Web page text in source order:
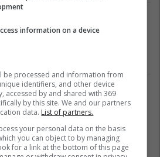
shohim kush e përballon më
dhe fillimin e sezonit me
Cuci
1
information on a device
be processed and information from
identifiers, and other device
accessed by and shared with 369
by this site. We and our partners
data. List of partners.
your personal data on the basis
you can object to by managing
for a link at the bottom of this page